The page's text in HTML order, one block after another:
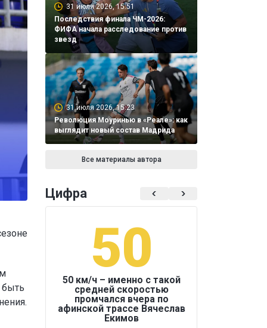
быть
31 июля 2026, 15:51
Последствия финала ЧМ-2026:
ФИФА начала расследование против
звезд
31 июля 2026, 15:23
Революция Моуринью в «Реале»: как
выглядит новый состав Мадрида
Все материалы автора
Цифра
50
50 км/ч – именно с такой
средней скоростью
промчался вчера по
афинской трассе Вячеслав
Екимов